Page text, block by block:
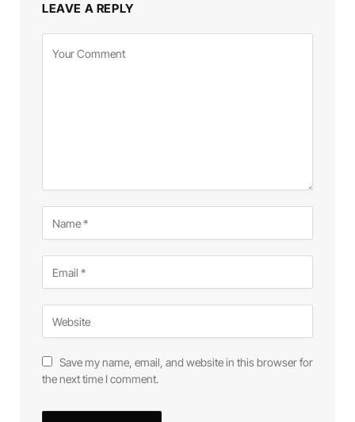
LEAVE A REPLY
Save my name, email, and website in this browser for
the next time I comment.